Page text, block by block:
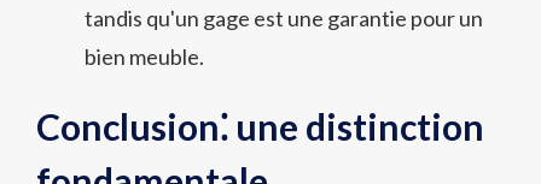
tandis qu'un gage est une garantie pour un
bien meuble.
Conclusion⁚ une distinction